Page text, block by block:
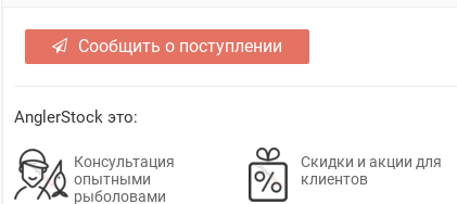
Сообщить о поступлении
AnglerStock это:
Консультация
опытными
рыболовами
Скидки и акции для
клиентов